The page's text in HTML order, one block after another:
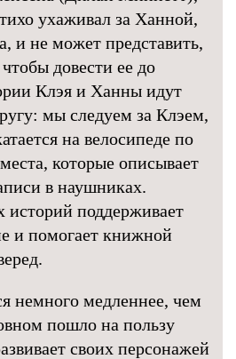
ухаживал за Ханной,
и не может представить,
довести ее до
Клэя и Ханны идут
мы следуем за Клэем,
на велосипеде по
которые описывает
в наушниках.
историй поддерживает
и помогает книжной
немного медленнее, чем
пошло на пользу
своих персонажей